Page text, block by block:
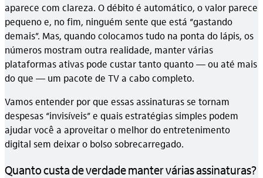
aparece com clareza. O débito é automático, o valor parece
pequeno e, no fim, ninguém sente que está “gastando
demais”. Mas, quando colocamos tudo na ponta do lápis, os
números mostram outra realidade, manter várias
plataformas ativas pode custar tanto quanto — ou até mais
do que — um pacote de TV a cabo completo.
Vamos entender por que essas assinaturas se tornam
despesas “invisíveis” e quais estratégias simples podem
ajudar você a aproveitar o melhor do entretenimento
digital sem deixar o bolso sobrecarregado.
Quanto custa de verdade manter várias assinaturas?